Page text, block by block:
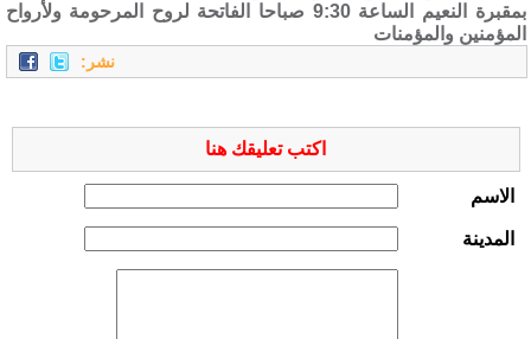
بمقبرة النعيم الساعة 9:30 صباحا الفاتحة لروح المرحومة ولأرواح
المؤمنين والمؤمنات
نشر:
اكتب تعليقك هنا
الاسم
المدينة